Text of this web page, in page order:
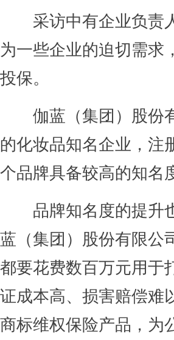
采访中有企业负责
为一些企业的迫切需求
投保。
伽蓝（集团）股份
的化妆品知名企业，注
个品牌具备较高的知名
品牌知名度的提升
蓝（集团）股份有限公
都要花费数百万元用于
证成本高、损害赔偿难
商标维权保险产品，为